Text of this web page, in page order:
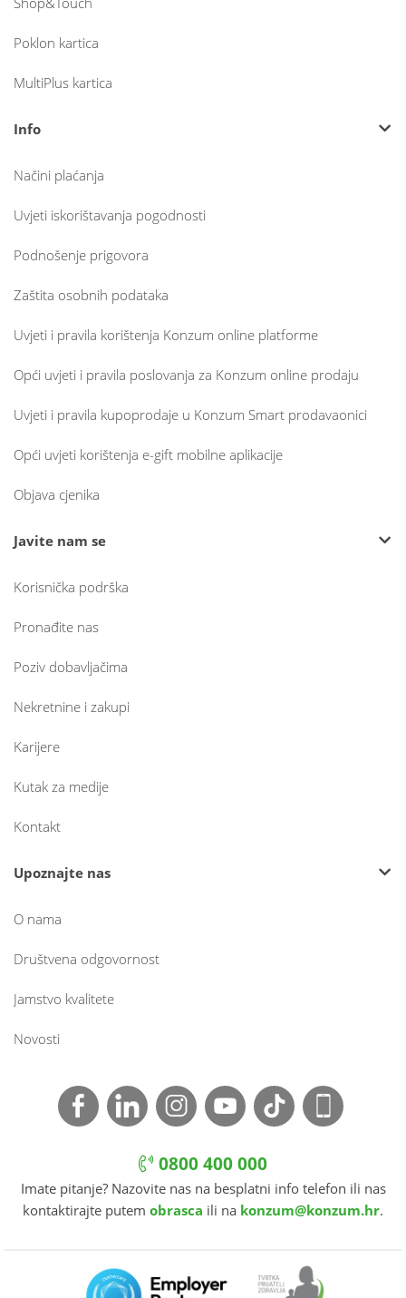
Poklon kartica
MultiPlus kartica
Info
Načini plaćanja
Uvjeti iskorištavanja pogodnosti
Podnošenje prigovora
Zaštita osobnih podataka
Uvjeti i pravila korištenja Konzum online platforme
Opći uvjeti i pravila poslovanja za Konzum online prodaju
Uvjeti i pravila kupoprodaje u Konzum Smart prodavaonici
Opći uvjeti korištenja e-gift mobilne aplikacije
Objava cjenika
Javite nam se
Korisnička podrška
Pronađite nas
Poziv dobavljačima
Nekretnine i zakupi
Karijere
Kutak za medije
Kontakt
Upoznajte nas
O nama
Društvena odgovornost
Jamstvo kvalitete
Novosti
0800 400 000
Imate pitanje? Nazovite nas na besplatni info telefon ili nas
kontaktirajte putem obrasca ili na konzum@konzum.hr.